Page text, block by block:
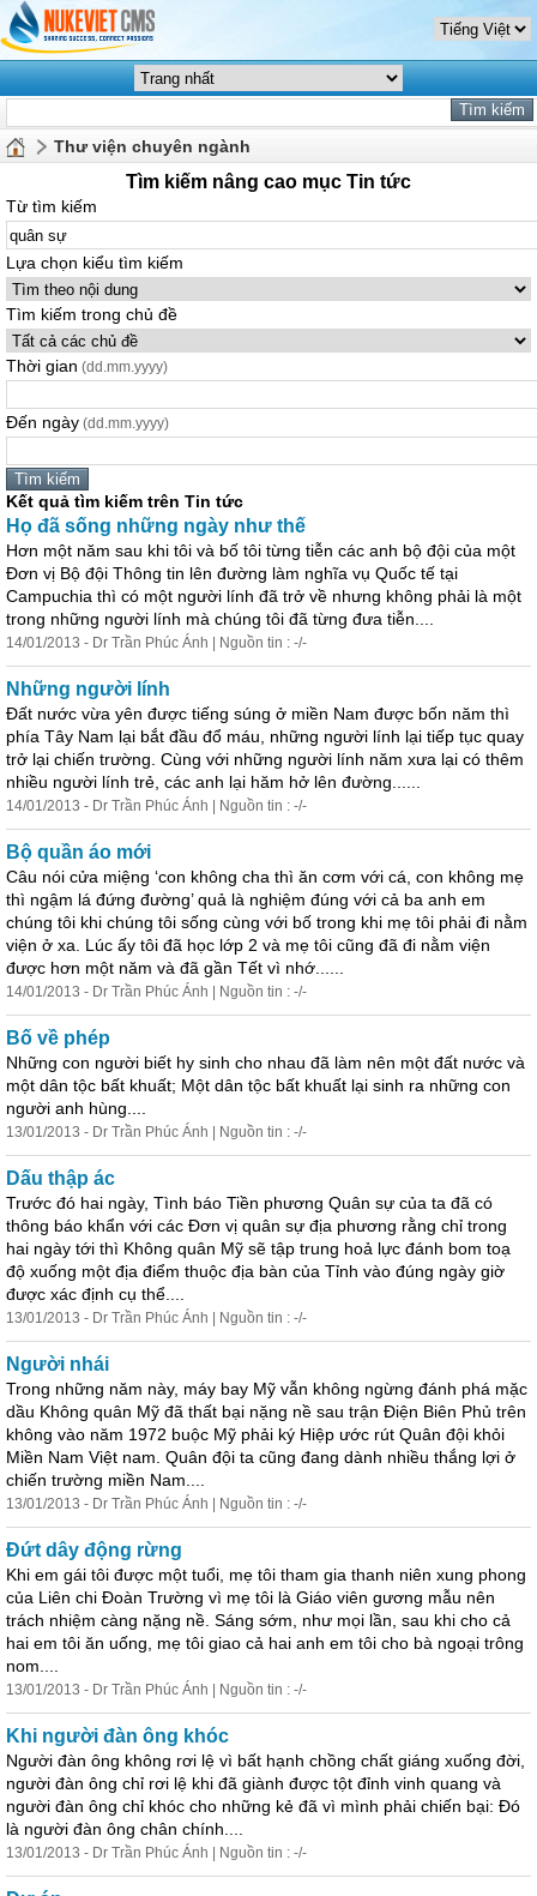
Thư viện chuyên ngành
Tìm kiếm nâng cao mục Tin tức
Từ tìm kiếm
Lựa chọn kiểu tìm kiếm
Tìm kiếm trong chủ đề
Thời gian (dd.mm.yyyy)
Đến ngày (dd.mm.yyyy)
Kết quả tìm kiếm trên Tin tức
Họ đã sống những ngày như thế
Hơn một năm sau khi tôi và bố tôi từng tiễn các anh bộ đội của một
Đơn vị Bộ đội Thông tin lên đường làm nghĩa vụ Quốc tế tại
Campuchia thì có một người lính đã trở về nhưng không phải là một
trong những người lính mà chúng tôi đã từng đưa tiễn....
14/01/2013 - Dr Trần Phúc Ánh | Nguồn tin : -/-
Những người lính
Đất nước vừa yên được tiếng súng ở miền Nam được bốn năm thì
phía Tây Nam lại bắt đầu đổ máu, những người lính lại tiếp tục quay
trở lại chiến trường. Cùng với những người lính năm xưa lại có thêm
nhiều người lính trẻ, các anh lại hăm hở lên đường......
14/01/2013 - Dr Trần Phúc Ánh | Nguồn tin : -/-
Bộ quần áo mới
Câu nói cửa miệng ‘con không cha thì ăn cơm với cá, con không mẹ
thì ngậm lá đứng đường’ quả là nghiệm đúng với cả ba anh em
chúng tôi khi chúng tôi sống cùng với bố trong khi mẹ tôi phải đi nằm
viện ở xa. Lúc ấy tôi đã học lớp 2 và mẹ tôi cũng đã đi nằm viện
được hơn một năm và đã gần Tết vì nhớ......
14/01/2013 - Dr Trần Phúc Ánh | Nguồn tin : -/-
Bố về phép
Những con người biết hy sinh cho nhau đã làm nên một đất nước và
một dân tộc bất khuất; Một dân tộc bất khuất lại sinh ra những con
người anh hùng....
13/01/2013 - Dr Trần Phúc Ánh | Nguồn tin : -/-
Dấu thập ác
Trước đó hai ngày, Tình báo Tiền phương Quân sự của ta đã có
thông báo khẩn với các Đơn vị quân sự địa phương rằng chỉ trong
hai ngày tới thì Không quân Mỹ sẽ tập trung hoả lực đánh bom toạ
độ xuống một địa điểm thuộc địa bàn của Tỉnh vào đúng ngày giờ
được xác định cụ thể....
13/01/2013 - Dr Trần Phúc Ánh | Nguồn tin : -/-
Người nhái
Trong những năm này, máy bay Mỹ vẫn không ngừng đánh phá mặc
dầu Không quân Mỹ đã thất bại nặng nề sau trận Điện Biên Phủ trên
không vào năm 1972 buộc Mỹ phải ký Hiệp ước rút Quân đội khỏi
Miền Nam Việt nam. Quân đội ta cũng đang dành nhiều thắng lợi ở
chiến trường miền Nam....
13/01/2013 - Dr Trần Phúc Ánh | Nguồn tin : -/-
Đứt dây động rừng
Khi em gái tôi được một tuổi, mẹ tôi tham gia thanh niên xung phong
của Liên chi Đoàn Trường vì mẹ tôi là Giáo viên gương mẫu nên
trách nhiệm càng nặng nề. Sáng sớm, như mọi lần, sau khi cho cả
hai em tôi ăn uống, mẹ tôi giao cả hai anh em tôi cho bà ngoại trông
nom....
13/01/2013 - Dr Trần Phúc Ánh | Nguồn tin : -/-
Khi người đàn ông khóc
Người đàn ông không rơi lệ vì bất hạnh chồng chất giáng xuống đời,
người đàn ông chỉ rơi lệ khi đã giành được tột đỉnh vinh quang và
người đàn ông chỉ khóc cho những kẻ đã vì mình phải chiến bại: Đó
là người đàn ông chân chính....
13/01/2013 - Dr Trần Phúc Ánh | Nguồn tin : -/-